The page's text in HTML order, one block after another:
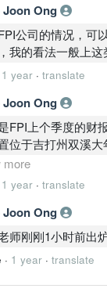
Joon Ong
公司的情况，可
我的看法一般上这
1 year · translate
Joon Ong
FPI上个季度的财
位于吉打州双溪
现金对价为
百万，该拟议处置
映这一个项目， 一
more
1 year · translate
Joon Ong
师刚刚1小时前出
· 1 year · translate